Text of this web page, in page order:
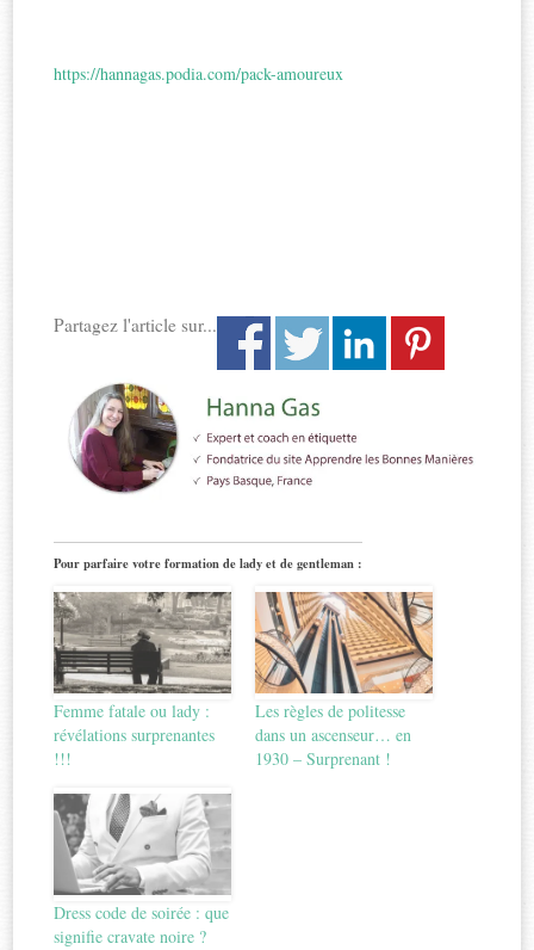
https://hannagas.podia.com/pack-amoureux
Partagez l'article sur...
Pour parfaire votre formation de lady et de gentleman :
Femme fatale ou lady :
révélations surprenantes
!!!
Les règles de politesse
dans un ascenseur… en
1930 – Surprenant !
Dress code de soirée : que
signifie cravate noire ?